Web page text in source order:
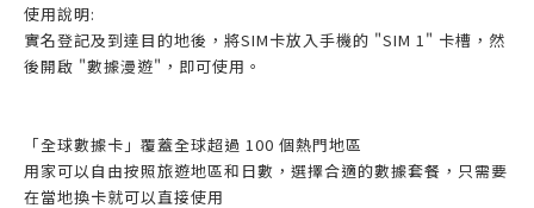
使用說明:
實名登記及到達目的地後，將SIM卡放入手機的 "SIM 1" 卡槽，然
後開啟 "數據漫遊"，即可使用。
「全球數據卡」覆蓋全球超過 100 個熱門地區
用家可以自由按照旅遊地區和日數，選擇合適的數據套餐，只需要
在當地換卡就可以直接使用